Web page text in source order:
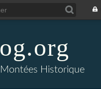
Historique